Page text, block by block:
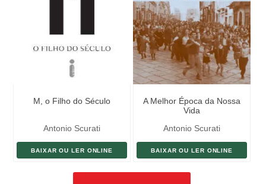
M, o Filho do Século
Antonio Scurati
BAIXAR OU LER ONLINE
A Melhor Época da Nossa
Vida
Antonio Scurati
BAIXAR OU LER ONLINE